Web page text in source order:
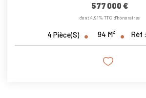
577 000 €
dont 4,91% TTC d'honoraires
4 Pièce(s) 94 M² Réf :